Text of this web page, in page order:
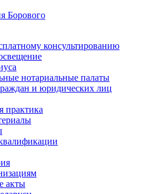
Борового
консультированию
нотариальные палаты
и юридических лиц
практика
акты